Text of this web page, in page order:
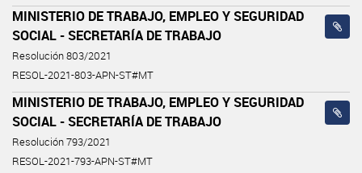
MINISTERIO DE TRABAJO, EMPLEO Y SEGURIDAD
SOCIAL - SECRETARÍA DE TRABAJO
Resolución 803/2021
RESOL-2021-803-APN-ST#MT
MINISTERIO DE TRABAJO, EMPLEO Y SEGURIDAD
SOCIAL - SECRETARÍA DE TRABAJO
Resolución 793/2021
RESOL-2021-793-APN-ST#MT